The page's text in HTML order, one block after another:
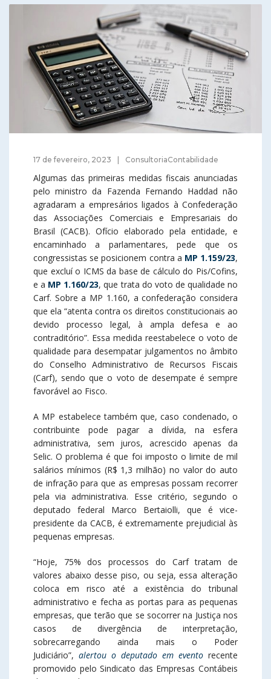
17 de fevereiro, 2023 ConsultoriaContabilidade
Algumas das primeiras medidas fiscais anunciadas
pelo ministro da Fazenda Fernando Haddad não
agradaram a empresários ligados à Confederação
das Associações Comerciais e Empresariais do
Brasil (CACB). Ofício elaborado pela entidade, e
encaminhado a parlamentares, pede que os
congressistas se posicionem contra a MP 1.159/23,
que excluí o ICMS da base de cálculo do Pis/Cofins,
e a MP 1.160/23, que trata do voto de qualidade no
Carf. Sobre a MP 1.160, a confederação considera
que ela “atenta contra os direitos constitucionais ao
devido processo legal, à ampla defesa e ao
contraditório”. Essa medida reestabelece o voto de
qualidade para desempatar julgamentos no âmbito
do Conselho Administrativo de Recursos Fiscais
(Carf), sendo que o voto de desempate é sempre
favorável ao Fisco.
A MP estabelece também que, caso condenado, o
contribuinte pode pagar a dívida, na esfera
administrativa, sem juros, acrescido apenas da
Selic. O problema é que foi imposto o limite de mil
salários mínimos (R$ 1,3 milhão) no valor do auto
de infração para que as empresas possam recorrer
pela via administrativa. Esse critério, segundo o
deputado federal Marco Bertaiolli, que é vice-
presidente da CACB, é extremamente prejudicial às
pequenas empresas.
“Hoje, 75% dos processos do Carf tratam de
valores abaixo desse piso, ou seja, essa alteração
coloca em risco até a existência do tribunal
administrativo e fecha as portas para as pequenas
empresas, que terão que se socorrer na Justiça nos
casos de divergência de interpretação,
sobrecarregando ainda mais o Poder
Judiciário”, alertou o deputado em evento recente
promovido pelo Sindicato das Empresas Contábeis